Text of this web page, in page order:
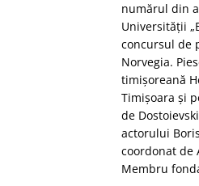
numărul din
Universităţii
concursul de
Norvegia.
timişoreană
Timişoara şi
de
actorului
coordonat de
Membru